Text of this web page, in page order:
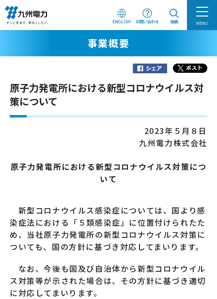
ENGLISH お問い合わせ 検索 MENU
事業概要
原子力発電所における新型コロナウイルス対
策について
2023年５月８日
九州電力株式会社
原子力発電所における新型コロナウイルス対策につ
いて
新型コロナウイルス感染症については、国より感
染症法における「５類感染症」に位置付けられたた
め、当社原子力発電所の新型コロナウイルス対策に
ついても、国の方針に基づき対応してまいります。
なお、今後も国及び自治体から新型コロナウイル
ス対策等が示された場合は、その方針に基づき適切
に対応してまいります。